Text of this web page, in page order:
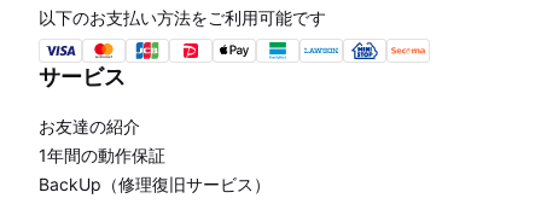
以下のお支払い方法をご利用可能です
サービス
お友達の紹介
1年間の動作保証
BackUp（修理復旧サービス）